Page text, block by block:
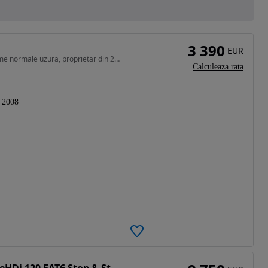
1598 cm3 • 150 CP • Vehiculul bine întreținut cu urme normale uzura, proprietar din 2014
2008
3 390 EUR
Calculeaza rata